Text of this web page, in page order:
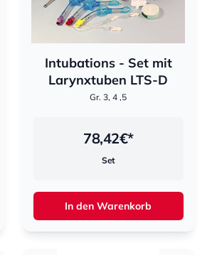
Intubations - Set mit
Larynxtuben LTS-D
Gr. 3, 4 ,5
78,42€*
Set
In den Warenkorb